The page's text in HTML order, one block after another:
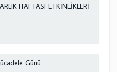
HAFTASI ETKİNLİKLERİ
Günü